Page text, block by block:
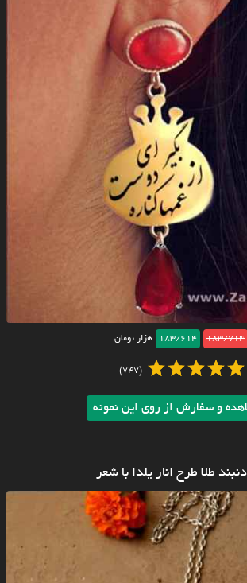
183/714
183/614 هزار تومان
(747)
و سفارش از روی این نمونه
طلا طرح انار یلدا با شعر